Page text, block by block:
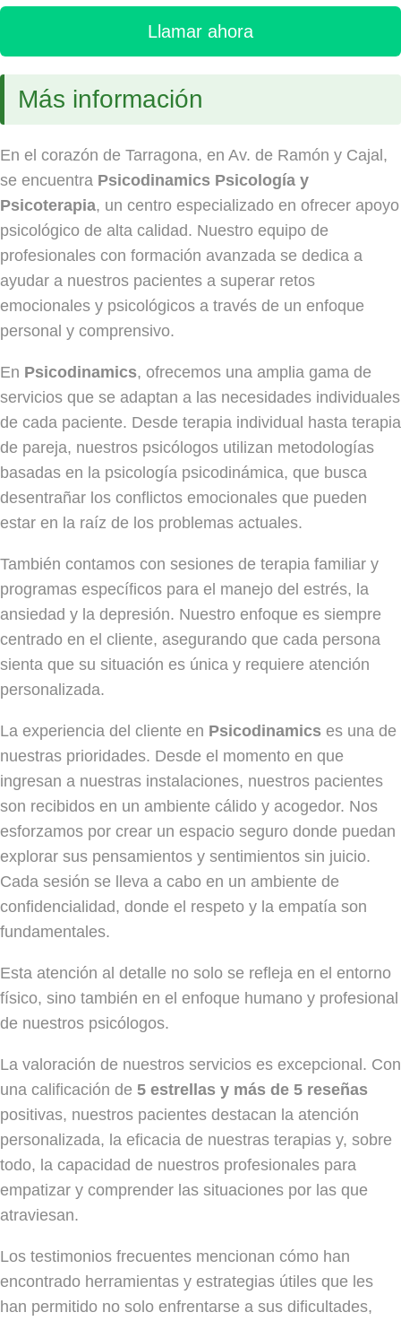
Llamar ahora
Más información
En el corazón de Tarragona, en Av. de Ramón y Cajal,
se encuentra Psicodinamics Psicología y
Psicoterapia, un centro especializado en ofrecer apoyo
psicológico de alta calidad. Nuestro equipo de
profesionales con formación avanzada se dedica a
ayudar a nuestros pacientes a superar retos
emocionales y psicológicos a través de un enfoque
personal y comprensivo.
En Psicodinamics, ofrecemos una amplia gama de
servicios que se adaptan a las necesidades individuales
de cada paciente. Desde terapia individual hasta terapia
de pareja, nuestros psicólogos utilizan metodologías
basadas en la psicología psicodinámica, que busca
desentrañar los conflictos emocionales que pueden
estar en la raíz de los problemas actuales.
También contamos con sesiones de terapia familiar y
programas específicos para el manejo del estrés, la
ansiedad y la depresión. Nuestro enfoque es siempre
centrado en el cliente, asegurando que cada persona
sienta que su situación es única y requiere atención
personalizada.
La experiencia del cliente en Psicodinamics es una de
nuestras prioridades. Desde el momento en que
ingresan a nuestras instalaciones, nuestros pacientes
son recibidos en un ambiente cálido y acogedor. Nos
esforzamos por crear un espacio seguro donde puedan
explorar sus pensamientos y sentimientos sin juicio.
Cada sesión se lleva a cabo en un ambiente de
confidencialidad, donde el respeto y la empatía son
fundamentales.
Esta atención al detalle no solo se refleja en el entorno
físico, sino también en el enfoque humano y profesional
de nuestros psicólogos.
La valoración de nuestros servicios es excepcional. Con
una calificación de 5 estrellas y más de 5 reseñas
positivas, nuestros pacientes destacan la atención
personalizada, la eficacia de nuestras terapias y, sobre
todo, la capacidad de nuestros profesionales para
empatizar y comprender las situaciones por las que
atraviesan.
Los testimonios frecuentes mencionan cómo han
encontrado herramientas y estrategias útiles que les
han permitido no solo enfrentarse a sus dificultades,